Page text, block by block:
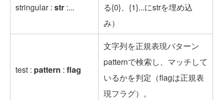
stringular : str :...
る{0}、{1}...にstrを埋め込
み）
test : pattern : flag
文字列を正規表現パターン
patternで検索し、マッチして
いるかを判定（flagは正規表
現フラグ）。